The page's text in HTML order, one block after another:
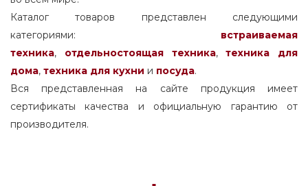
Каталог товаров представлен следующими
категориями: встраиваемая
техника, отдельностоящаятехника,
техника для
дома, техника для кухни и посуда.
Вся представленная на сайте продукция имеет
сертификаты качества и официальную гарантию от
производителя.